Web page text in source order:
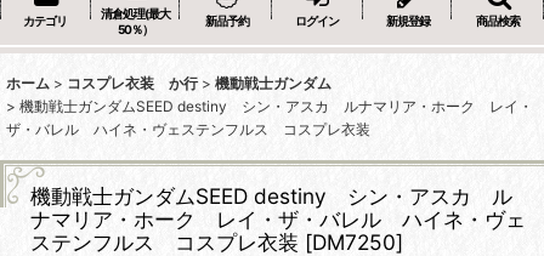
カテゴリ
清倉処理(最大
50％）
新品予約 ログイン 新規登録 商品検索
ホーム > コスプレ衣装 か行 > 機動戦士ガンダム
> 機動戦士ガンダムSEED destiny シン・アスカ ルナマリア・ホーク レイ・
ザ・バレル ハイネ・ヴェステンフルス コスプレ衣装
機動戦士ガンダムSEED destiny シン・アスカ ル
ナマリア・ホーク レイ・ザ・バレル ハイネ・ヴェ
ステンフルス コスプレ衣装 [DM7250]